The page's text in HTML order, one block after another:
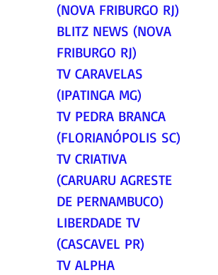
(NOVA FRIBURGO RJ)
BLITZ NEWS (NOVA
FRIBURGO RJ)
TV CARAVELAS
(IPATINGA MG)
TV PEDRA BRANCA
(FLORIANÓPOLIS SC)
TV CRIATIVA
(CARUARU AGRESTE
DE PERNAMBUCO)
LIBERDADE TV
(CASCAVEL PR)
TV ALPHA